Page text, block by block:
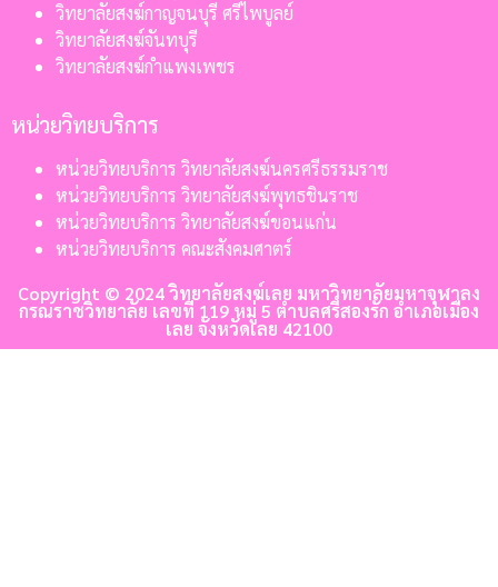
วิทยาลัยสงฆ์กาญจนบุรี ศรีไพบูลย์
วิทยาลัยสงฆ์จันทบุรี
วิทยาลัยสงฆ์กำแพงเพชร
หน่วยวิทยบริการ
หน่วยวิทยบริการ วิทยาลัยสงฆ์นครศรีธรรมราช
หน่วยวิทยบริการ วิทยาลัยสงฆ์พุทธชินราช
หน่วยวิทยบริการ วิทยาลัยสงฆ์ขอนแก่น
หน่วยวิทยบริการ คณะสังคมศาตร์
Copyright © 2024 วิทยาลัยสงฆ์เลย มหาวิทยาลัยมหาจุฬาลง
กรณราชวิทยาลัย เลขที่ 119 หมู่ 5 ตำบลศรีสองรัก อำเภอเมือง
เลย จังหวัดเลย 42100